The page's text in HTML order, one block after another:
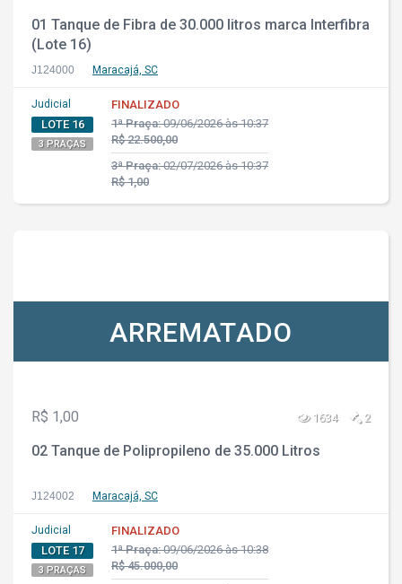
01 Tanque de Fibra de 30.000 litros marca Interfibra
(Lote 16)
J124000 Maracajá, SC
Judicial
LOTE 16
3 PRAÇAS
FINALIZADO
1ª Praça:09/06/2026 às 10:37
R$ 22.500,00
3ª Praça:02/07/2026 às 10:37
R$ 1,00
ARREMATADO
R$ 1,00 1634 2
02 Tanque de Polipropileno de 35.000 Litros
J124002 Maracajá, SC
Judicial
LOTE 17
3 PRAÇAS
FINALIZADO
1ª Praça:09/06/2026 às 10:38
R$ 45.000,00